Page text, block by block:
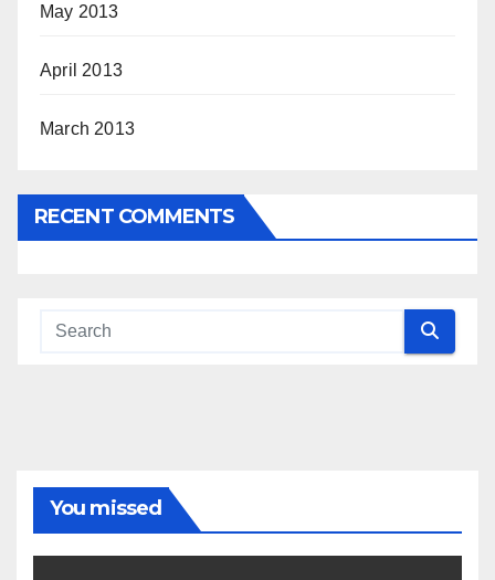
May 2013
April 2013
March 2013
RECENT COMMENTS
You missed